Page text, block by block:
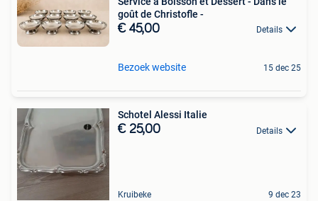
goût de Christofle -
€ 45,00 Details
Bezoek website 15 dec 25
Schotel Alessi Italie
€ 25,00 Details
Kruibeke 9 dec 23